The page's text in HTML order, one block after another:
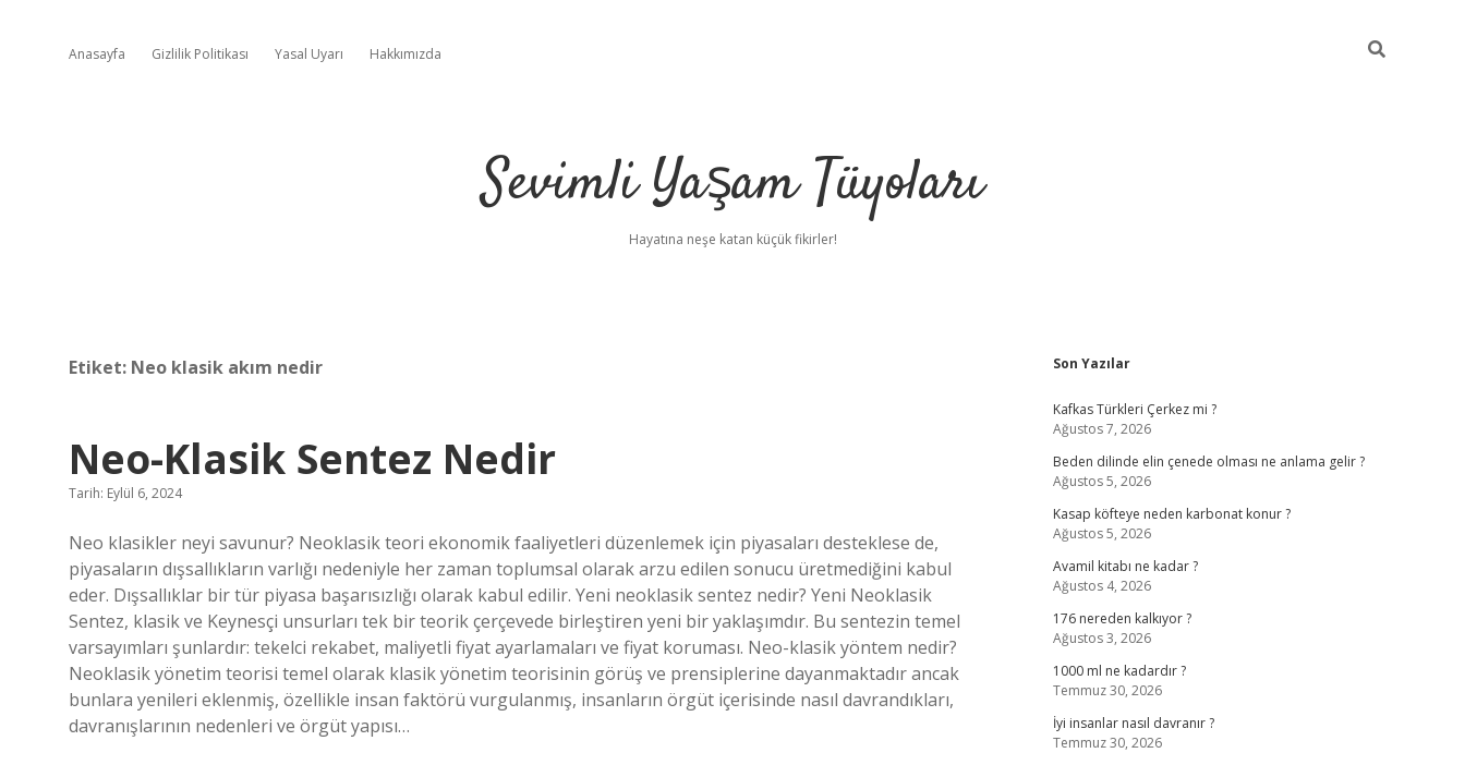
Anasayfa Gizlilik Politikası Yasal Uyarı Hakkımızda
Sevimli Yaşam Tüyoları
Hayatına neşe katan küçük fikirler!
Etiket: Neo klasik akım nedir
Neo-Klasik Sentez Nedir
Tarih: Eylül 6, 2024
Neo klasikler neyi savunur? Neoklasik teori ekonomik faaliyetleri düzenlemek için piyasaları desteklese de,
piyasaların dışsallıkların varlığı nedeniyle her zaman toplumsal olarak arzu edilen sonucu üretmediğini kabul
eder. Dışsallıklar bir tür piyasa başarısızlığı olarak kabul edilir. Yeni neoklasik sentez nedir? Yeni Neoklasik
Sentez, klasik ve Keynesçi unsurları tek bir teorik çerçevede birleştiren yeni bir yaklaşımdır. Bu sentezin temel
varsayımları şunlardır: tekelci rekabet, maliyetli fiyat ayarlamaları ve fiyat koruması. Neo-klasik yöntem nedir?
Neoklasik yönetim teorisi temel olarak klasik yönetim teorisinin görüş ve prensiplerine dayanmaktadır ancak
bunlara yenileri eklenmiş, özellikle insan faktörü vurgulanmış, insanların örgüt içerisinde nasıl davrandıkları,
davranışlarının nedenleri ve örgüt yapısı…
Sidebar
Son Yazılar
Kafkas Türkleri Çerkez mi ?
Ağustos 7, 2026
Beden dilinde elin çenede olması ne anlama gelir ?
Ağustos 5, 2026
Kasap köfteye neden karbonat konur ?
Ağustos 5, 2026
Avamil kitabı ne kadar ?
Ağustos 4, 2026
176 nereden kalkıyor ?
Ağustos 3, 2026
1000 ml ne kadardır ?
Temmuz 30, 2026
İyi insanlar nasıl davranır ?
Temmuz 30, 2026